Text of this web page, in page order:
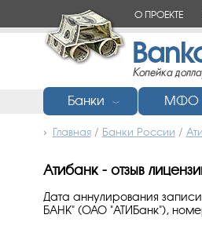
О ПРОЕКТЕ
Банки ﹀ МФО
Главная/ Банки России /
Атибанк - отзыв
Дата аннулирования
БАНК" (ОАО "АТИБанк"),